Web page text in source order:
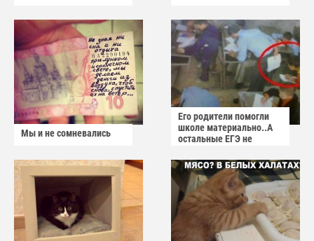
Мы и не сомневались
Его родители помогли
школе материально..А
остальные ЕГЭ не